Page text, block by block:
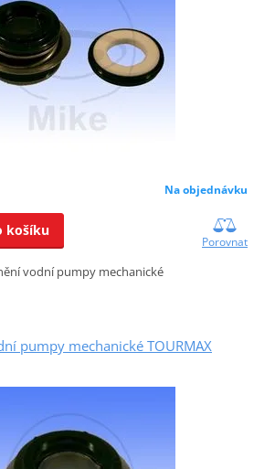
Na objednávku
košíku
Porovnat
vodní pumpy mechanické
pumpy mechanické TOURMAX